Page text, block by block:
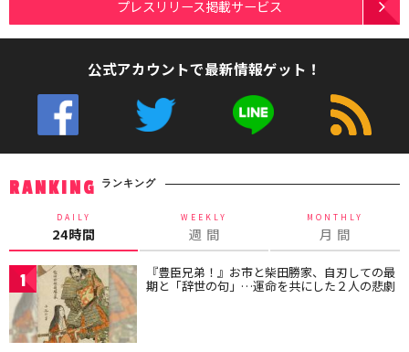
プレスリリース掲載サービス
公式アカウントで最新情報ゲット！
RANKING ランキング
DAILY
24時間
WEEKLY
週 間
MONTHLY
月 間
1 『豊臣兄弟！』お市と柴田勝家、自刃しての最
期と「辞世の句」…運命を共にした２人の悲劇